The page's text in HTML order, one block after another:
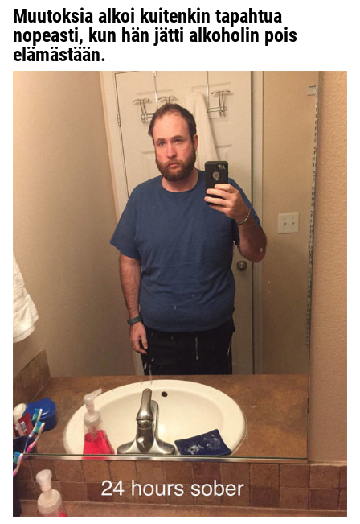
Muutoksia alkoi kuitenkin tapahtua
nopeasti, kun hän jätti alkoholin pois
elämästään.